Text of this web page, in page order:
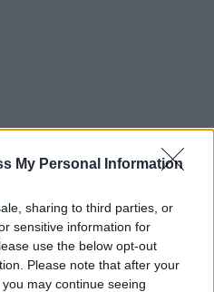
My Personal Information
sharing to third parties, or
sensitive information for
use the below opt-out
Please note that after your
may continue seeing